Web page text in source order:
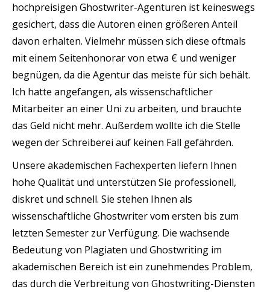
hochpreisigen Ghostwriter-Agenturen ist keineswegs
gesichert, dass die Autoren einen größeren Anteil
davon erhalten. Vielmehr müssen sich diese oftmals
mit einem Seitenhonorar von etwa € und weniger
begnügen, da die Agentur das meiste für sich behält.
Ich hatte angefangen, als wissenschaftlicher
Mitarbeiter an einer Uni zu arbeiten, und brauchte
das Geld nicht mehr. Außerdem wollte ich die Stelle
wegen der Schreiberei auf keinen Fall gefährden.
Unsere akademischen Fachexperten liefern Ihnen
hohe Qualität und unterstützen Sie professionell,
diskret und schnell. Sie stehen Ihnen als
wissenschaftliche Ghostwriter vom ersten bis zum
letzten Semester zur Verfügung. Die wachsende
Bedeutung von Plagiaten und Ghostwriting im
akademischen Bereich ist ein zunehmendes Problem,
das durch die Verbreitung von Ghostwriting-Diensten